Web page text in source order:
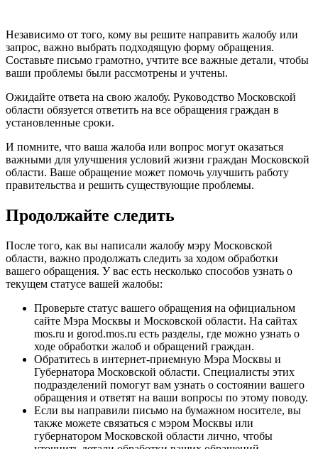
Независимо от того, кому вы решите направить жалобу или
запрос, важно выбрать подходящую форму обращения.
Составьте письмо грамотно, учтите все важные детали, чтобы
ваши проблемы были рассмотрены и учтены.
Ожидайте ответа на свою жалобу. Руководство Московской
области обязуется ответить на все обращения граждан в
установленные сроки.
И помните, что ваша жалоба или вопрос могут оказаться
важными для улучшения условий жизни граждан Московской
области. Ваше обращение может помочь улучшить работу
правительства и решить существующие проблемы.
Продолжайте следить
После того, как вы написали жалобу мэру Московской
области, важно продолжать следить за ходом обработки
вашего обращения. У вас есть несколько способов узнать о
текущем статусе вашей жалобы:
Проверьте статус вашего обращения на официальном
сайте Мэра Москвы и Московской области. На сайтах
mos.ru и gorod.mos.ru есть разделы, где можно узнать о
ходе обработки жалоб и обращений граждан.
Обратитесь в интернет-приемную Мэра Москвы и
Губернатора Московской области. Специалисты этих
подразделений помогут вам узнать о состоянии вашего
обращения и ответят на ваши вопросы по этому поводу.
Если вы направили письмо на бумажном носителе, вы
также можете связаться с мэром Москвы или
губернатором Московской области лично, чтобы